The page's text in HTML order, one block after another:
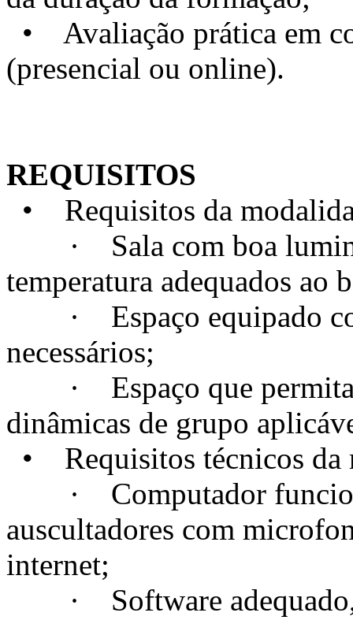
• Avaliação prática em
(presencial ou online).
REQUISITOS
• Requisitos da
· Sala com boa
temperatura adequados ao
· Espaço equipado
necessários;
· Espaço que permita
dinâmicas de grupo
• Requisitos técnicos da
· Computador
auscultadores com
internet;
· Software adequado,